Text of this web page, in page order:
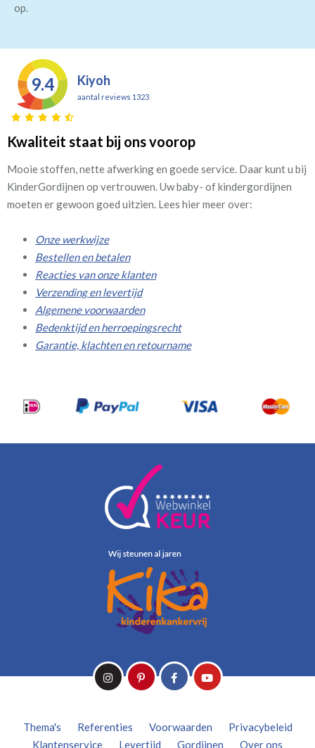
op.
9.4 Kiyoh
aantal reviews 1323
Kwaliteit staat bij ons voorop
Mooie stoffen, nette afwerking en goede service. Daar kunt u bij
KinderGordijnen op vertrouwen. Uw baby- of kindergordijnen
moeten er gewoon goed uitzien. Lees hier meer over:
Onze werkwijze
Bestellen en betalen
Reacties van onze klanten
Verzending en levertijd
Algemene voorwaarden
Bedenktijd en herroepingsrecht
Garantie, klachten en retourname
Thema's Referenties Voorwaarden
Privacybeleid
Klantenservice
Levertijd Gordijnen Over ons